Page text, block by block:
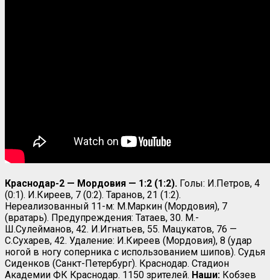
Краснодар-2 — Мордовия — 1:2 (1:2). Голы: И.Петров, 4
(0:1). И.Киреев, 7 (0:2). Таранов, 21 (1:2).
Нереализованный 11-м: М.Маркин (Мордовия), 7
(вратарь). Предупреждения: Татаев, 30. М.-
Ш.Сулейманов, 42. И.Игнатьев, 55. Мацукатов, 76 —
С.Сухарев, 42. Удаление: И.Киреев (Мордовия), 8 (удар
ногой в ногу соперника с использованием шипов). Судья
Сиденков (Санкт-Петербург). Краснодар. Стадион
Академии ФК Краснодар. 1150 зрителей. Наши: Кобзев